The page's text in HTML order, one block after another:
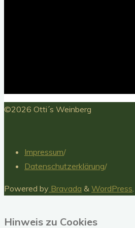
Nach
©2026 Otti´s Weinberg
Impressum/
Datenschutzerklärung/
Powered by Bravada & WordPress.
Hinweis zu Cookies